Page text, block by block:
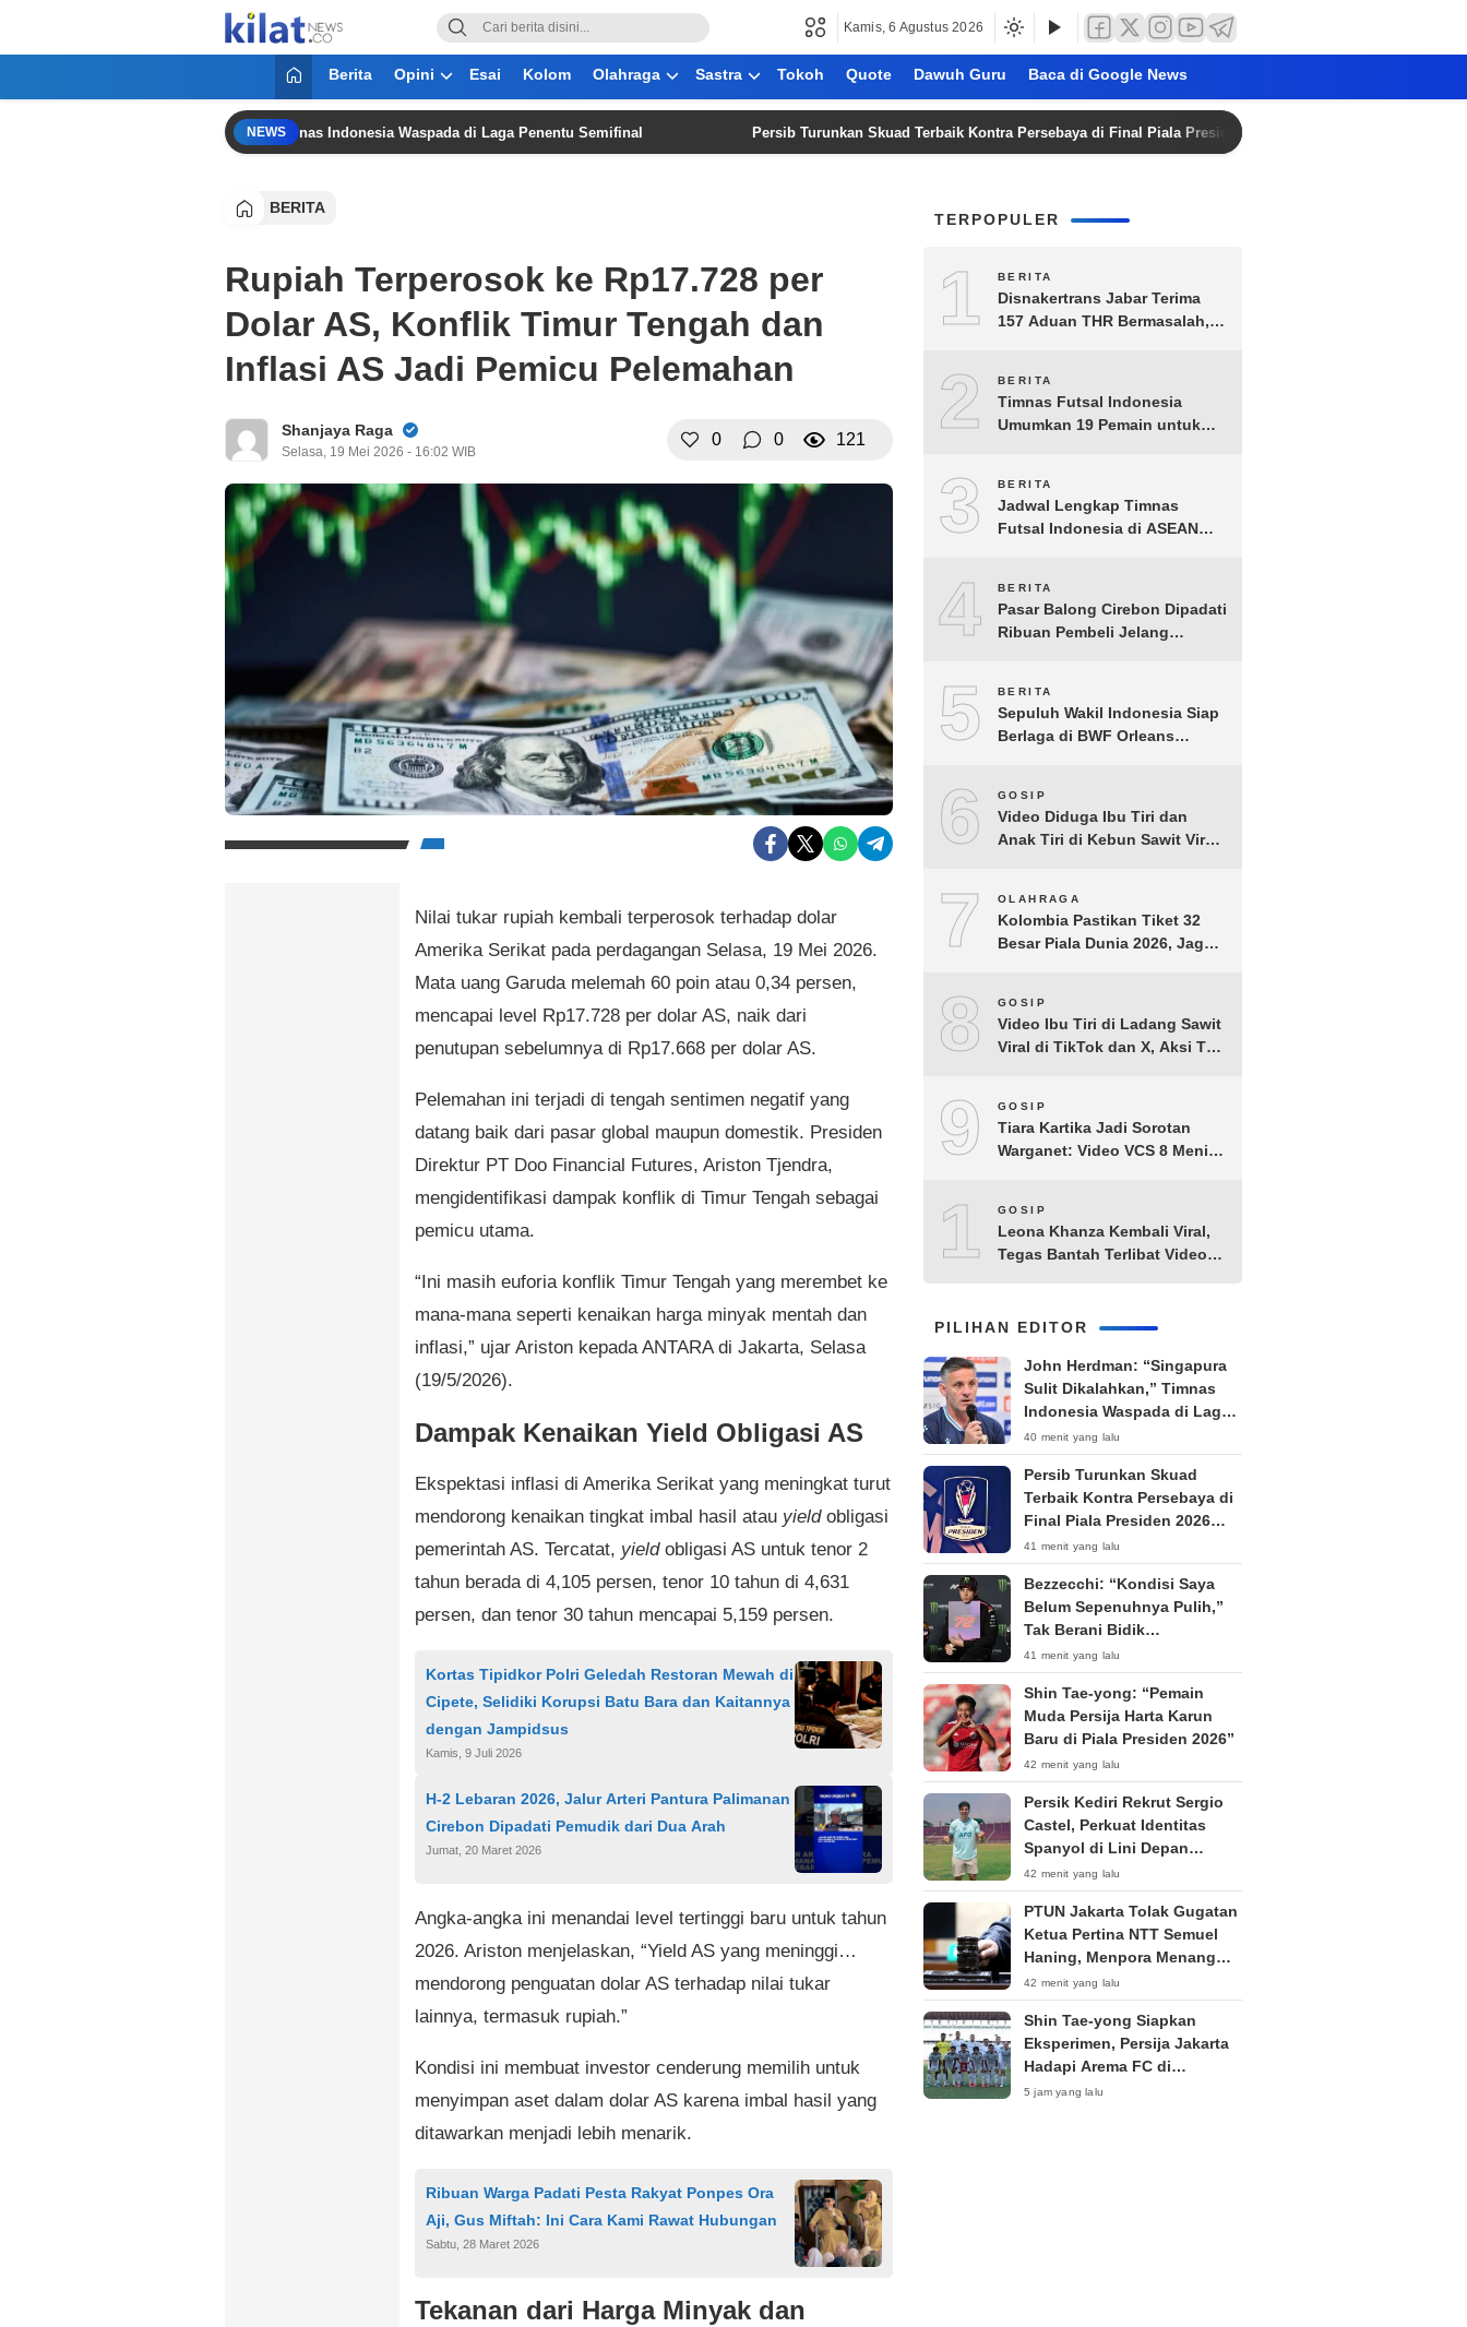
KilatNews.co
Mencerdaskan Anak Bangsa
Kamis, 6 Agustus 2026
Berita Opini Esai Kolom Olahraga Sastra Tokoh Quote Dawuh Guru Baca di Google News
NEWS
Sulit Dikalahkan,” Timnas Indonesia Waspada di Laga Penentu Semifinal Persib Turunkan Skuad Terbaik Kontra Persebaya di Final Piala Presiden 2026 Tanpa Penonton
BERITA
Rupiah Terperosok ke Rp17.728 per
Dolar AS, Konflik Timur Tengah dan
Inflasi AS Jadi Pemicu Pelemahan
Shanjaya Raga
Selasa, 19 Mei 2026 - 16:02 WIB
0 0 121
Nilai tukar rupiah kembali terperosok terhadap dolar
Amerika Serikat pada perdagangan Selasa, 19 Mei 2026.
Mata uang Garuda melemah 60 poin atau 0,34 persen,
mencapai level Rp17.728 per dolar AS, naik dari
penutupan sebelumnya di Rp17.668 per dolar AS.
Pelemahan ini terjadi di tengah sentimen negatif yang
datang baik dari pasar global maupun domestik. Presiden
Direktur PT Doo Financial Futures, Ariston Tjendra,
mengidentifikasi dampak konflik di Timur Tengah sebagai
pemicu utama.
“Ini masih euforia konflik Timur Tengah yang merembet ke
mana-mana seperti kenaikan harga minyak mentah dan
inflasi,” ujar Ariston kepada ANTARA di Jakarta, Selasa
(19/5/2026).
Dampak Kenaikan Yield Obligasi AS
Ekspektasi inflasi di Amerika Serikat yang meningkat turut
mendorong kenaikan tingkat imbal hasil atau yieldobligasi
pemerintah AS. Tercatat, yieldobligasi AS untuk tenor 2
tahun berada di 4,105 persen, tenor 10 tahun di 4,631
persen, dan tenor 30 tahun mencapai 5,159 persen.
Kortas Tipidkor Polri Geledah Restoran Mewah di
Cipete, Selidiki Korupsi Batu Bara dan Kaitannya
dengan Jampidsus
Kamis, 9 Juli 2026
H-2 Lebaran 2026, Jalur Arteri Pantura Palimanan
Cirebon Dipadati Pemudik dari Dua Arah
Jumat, 20 Maret 2026
Angka-angka ini menandai level tertinggi baru untuk tahun
2026. Ariston menjelaskan, “Yield AS yang meninggi…
mendorong penguatan dolar AS terhadap nilai tukar
lainnya, termasuk rupiah.”
Kondisi ini membuat investor cenderung memilih untuk
menyimpan aset dalam dolar AS karena imbal hasil yang
ditawarkan menjadi lebih menarik.
Ribuan Warga Padati Pesta Rakyat Ponpes Ora
Aji, Gus Miftah: Ini Cara Kami Rawat Hubungan
Sabtu, 28 Maret 2026
Tekanan dari Harga Minyak dan
TERPOPULER
1 BERITA
Disnakertrans Jabar Terima
157 Aduan THR Bermasalah,
2 BERITA
Timnas Futsal Indonesia
Umumkan 19 Pemain untuk
3 BERITA
Jadwal Lengkap Timnas
Futsal Indonesia di ASEAN
4 BERITA
Pasar Balong Cirebon Dipadati
Ribuan Pembeli Jelang
5 BERITA
Sepuluh Wakil Indonesia Siap
Berlaga di BWF Orleans
6 GOSIP
Video Diduga Ibu Tiri dan
Anak Tiri di Kebun Sawit Viral,
7 OLAHRAGA
Kolombia Pastikan Tiket 32
Besar Piala Dunia 2026, Jaga
8 GOSIP
Video Ibu Tiri di Ladang Sawit
Viral di TikTok dan X, Aksi Tak
9 GOSIP
Tiara Kartika Jadi Sorotan
Warganet: Video VCS 8 Menit
10
GOSIP
Leona Khanza Kembali Viral,
Tegas Bantah Terlibat Video
PILIHAN EDITOR
John Herdman: “Singapura
Sulit Dikalahkan,” Timnas
Indonesia Waspada di Laga
Penentu Semifinal
40 menit yang lalu
Persib Turunkan Skuad
Terbaik Kontra Persebaya di
Final Piala Presiden 2026
Tanpa Penonton
41 menit yang lalu
Bezzecchi: “Kondisi Saya
Belum Sepenuhnya Pulih,”
Tak Berani Bidik
Kemenangan di Silverstone
41 menit yang lalu
Shin Tae-yong: “Pemain
Muda Persija Harta Karun
Baru di Piala Presiden 2026”
42 menit yang lalu
Persik Kediri Rekrut Sergio
Castel, Perkuat Identitas
Spanyol di Lini Depan
Menjelang Super League
2026/27
42 menit yang lalu
PTUN Jakarta Tolak Gugatan
Ketua Pertina NTT Semuel
Haning, Menpora Menang
Eksepsi Kompetensi Absolut
42 menit yang lalu
Shin Tae-yong Siapkan
Eksperimen, Persija Jakarta
Hadapi Arema FC di
Perebutan Peringkat Tiga
5 jam yang lalu